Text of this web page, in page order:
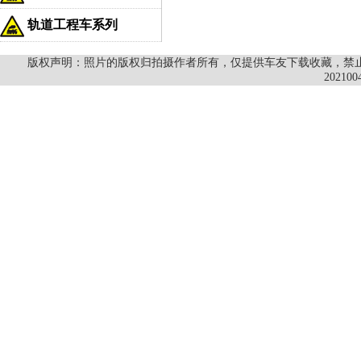
轨道工程车系列
版权声明：照片的版权归拍摄作者所有，仅提供车友下载收藏，